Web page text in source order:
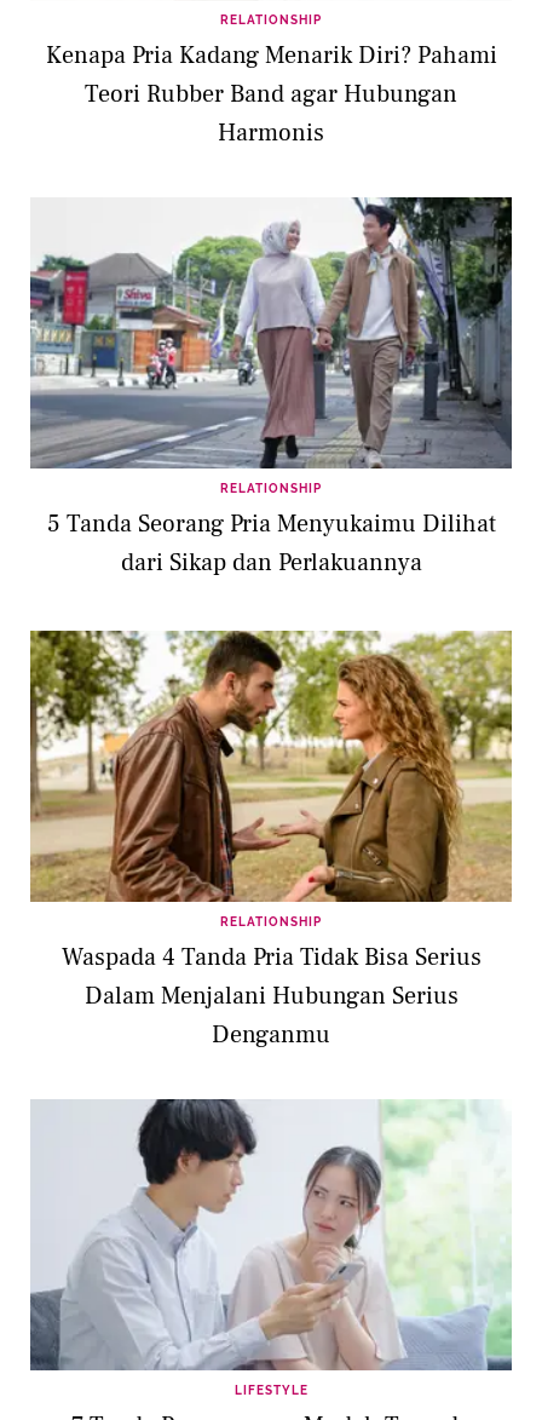
RELATIONSHIP
Kenapa Pria Kadang Menarik Diri? Pahami
Teori Rubber Band agar Hubungan
Harmonis
RELATIONSHIP
5 Tanda Seorang Pria Menyukaimu Dilihat
dari Sikap dan Perlakuannya
RELATIONSHIP
Waspada 4 Tanda Pria Tidak Bisa Serius
Dalam Menjalani Hubungan Serius
Denganmu
LIFESTYLE